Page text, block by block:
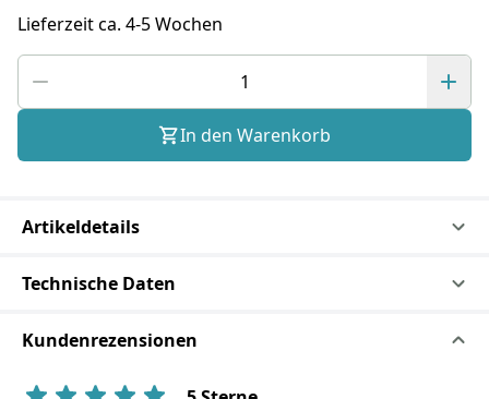
Lieferzeit ca. 4-5 Wochen
In den Warenkorb
Artikeldetails
Technische Daten
Kundenrezensionen